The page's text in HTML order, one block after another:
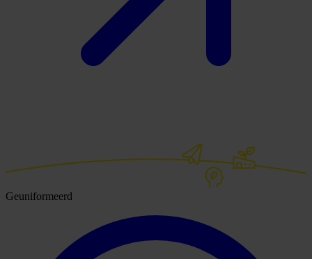
Geuniformeerd